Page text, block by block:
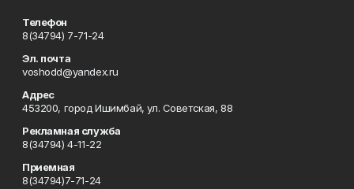
Телефон
8(34794) 7-71-24
Эл. почта
voshodd@yandex.ru
Адрес
453200, город Ишимбай, ул. Советская, 88
Рекламная служба
8(34794) 4-11-22
Приемная
8(34794)7-71-24